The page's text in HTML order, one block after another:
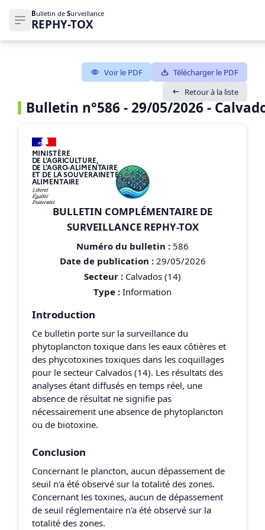
Ouvrir le menu de navigation
Bulletin de Surveillance
REPHY-TOX
Bulletin n°586 - 29/05/2026 -
Voir le PDF
Télécharger le PDF
Retour à la liste
MINISTÈRE
DE L'AGRICULTURE,
DE L'AGRO-ALIMENTAIRE
ET DE LA SOUVERAINETÉ
ALIMENTAIRE
BULLETIN COMPLÉMENTAIRE DE
SURVEILLANCE REPHY-TOX
Numéro du bulletin : 586
Date de publication :29/05/2026
Secteur : Calvados (14)
Type : Information
Introduction
Ce bulletin porte sur la surveillance du
phytoplancton toxique dans les eaux côtières et
des phycotoxines toxiques dans les coquillages
pour le secteur Calvados (14). Les résultats des
analyses étant diffusés en temps réel, une
absence de résultat ne signifie pas
nécessairement une absence de phytoplancton
ou de biotoxine.
Conclusion
Concernant le plancton, aucun dépassement de
seuil n'a été observé sur la totalité des zones.
Concernant les toxines, aucun de dépassement
de seuil réglementaire n'a été observé sur la
totalité des zones.